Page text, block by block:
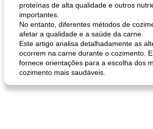
proteínas de alta qualidade e outros
importantes.
No entanto, diferentes métodos de
afetar a qualidade e a saúde da carne.
Este artigo analisa detalhadamente as
ocorrem na carne durante o cozimento.
fornece orientações para a escolha dos
cozimento mais saudáveis.